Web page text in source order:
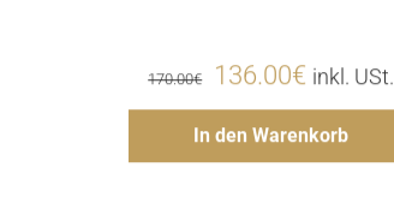
170.00€
Ursprünglicher
Preis
war:
136.00€ Aktueller
Preis
ist:
inkl. USt.
In den Warenkorb
Hinzufügen